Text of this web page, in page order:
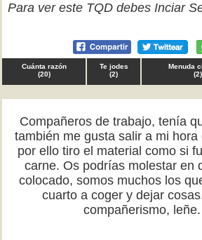
Para ver este TQD debes Inciar
Cuánta razón
(20)
Te jodes
(2)
Menuda
(2)
Compañeros de trabajo, tenía
también me gusta salir a mi
por ello tiro el material como si
carne. Os podrías molestar en
colocado, somos muchos los
cuarto a coger y dejar
compañerismo,